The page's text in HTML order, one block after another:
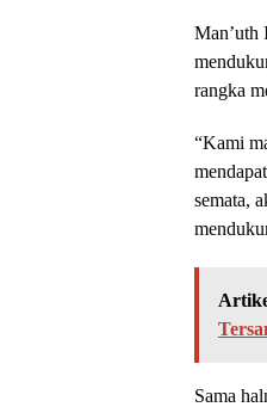
Man’uth
rangka
“Kami
semata,
Sama